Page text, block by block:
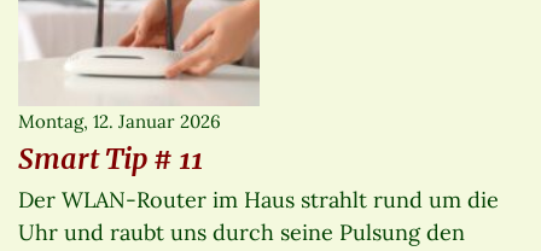
Montag, 12. Januar 2026
Smart Tip # 11
Der WLAN-Router im Haus strahlt rund um die
Uhr und raubt uns durch seine Pulsung den